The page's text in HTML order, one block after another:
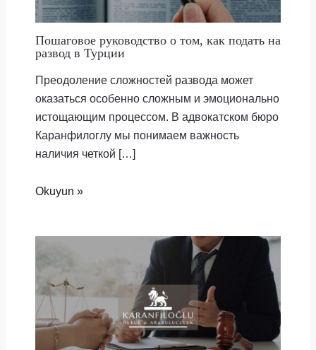
Пошаговое руководство о том, как подать на
развод в Турции
Преодоление сложностей развода может
оказаться особенно сложным и эмоционально
истощающим процессом. В адвокатском бюро
Каранфилоглу мы понимаем важность
наличия четкой […]
Okuyun »